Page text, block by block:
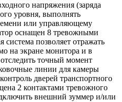
напряжения (заряда
уровня, выполнять
или управляющему
оснащен 8 тревожными
позволяет отражать
на экране монитора и в
точный момент
линии для камеры
дверей транспортного
2 контактами тревожного
внешний зуммер и/или